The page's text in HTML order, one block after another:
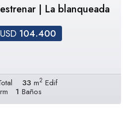
| La blanqueada
104.400
33 m2 Edif
1 Baños